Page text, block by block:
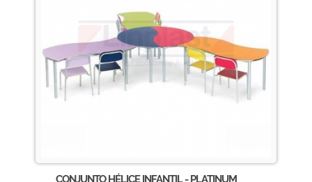
CONJUNTO HÉLICE INFANTIL - PLATINUM